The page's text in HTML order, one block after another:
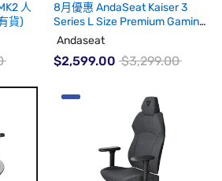
人
貨)
8月優惠 AndaSeat Kaiser 3
Series L Size Premium Gaming
Chair (代理有貨)
Andaseat
$2,599.00 $3,299.00